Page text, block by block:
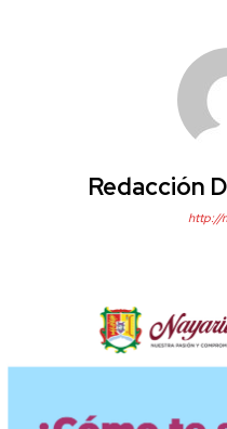
Redacción
http://